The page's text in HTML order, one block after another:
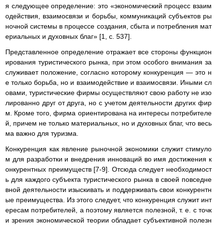
я следующее определение: это «экономический процесс взаим
одействия, взаимосвязи и борьбы, коммуникаций субъектов ры
ночной системы в процессе создания, сбыта и потребления мат
ериальных и духовных благ» [1, с. 537].
Представленное определение отражает все стороны функцион
ирования туристического рынка, при этом особого внимания за
служивает положение, согласно которому конкуренция — это н
е только борьба, но и взаимодействие и взаимосвязи. Иными сл
овами, туристические фирмы осуществляют свою работу не изо
лированно друг от друга, но с учетом деятельности других фир
м. Кроме того, фирма ориентирована на интересы потребителе
й, причем не только материальных, но и духовных благ, что весь
ма важно для туризма.
Конкуренция как явление рыночной экономики служит стимуло
м для разработки и внедрения инноваций во имя достижения к
онкурентных преимуществ [7-9]. Отсюда следует необходимост
ь для каждого субъекта туристического рынка в своей повседне
вной деятельности изыскивать и поддерживать свои конкурентн
ые преимущества. Из этого следует, что конкуренция служит инт
ересам потребителей, а поэтому является полезной, т. е. с точк
и зрения экономической теории обладает субъективной полезн